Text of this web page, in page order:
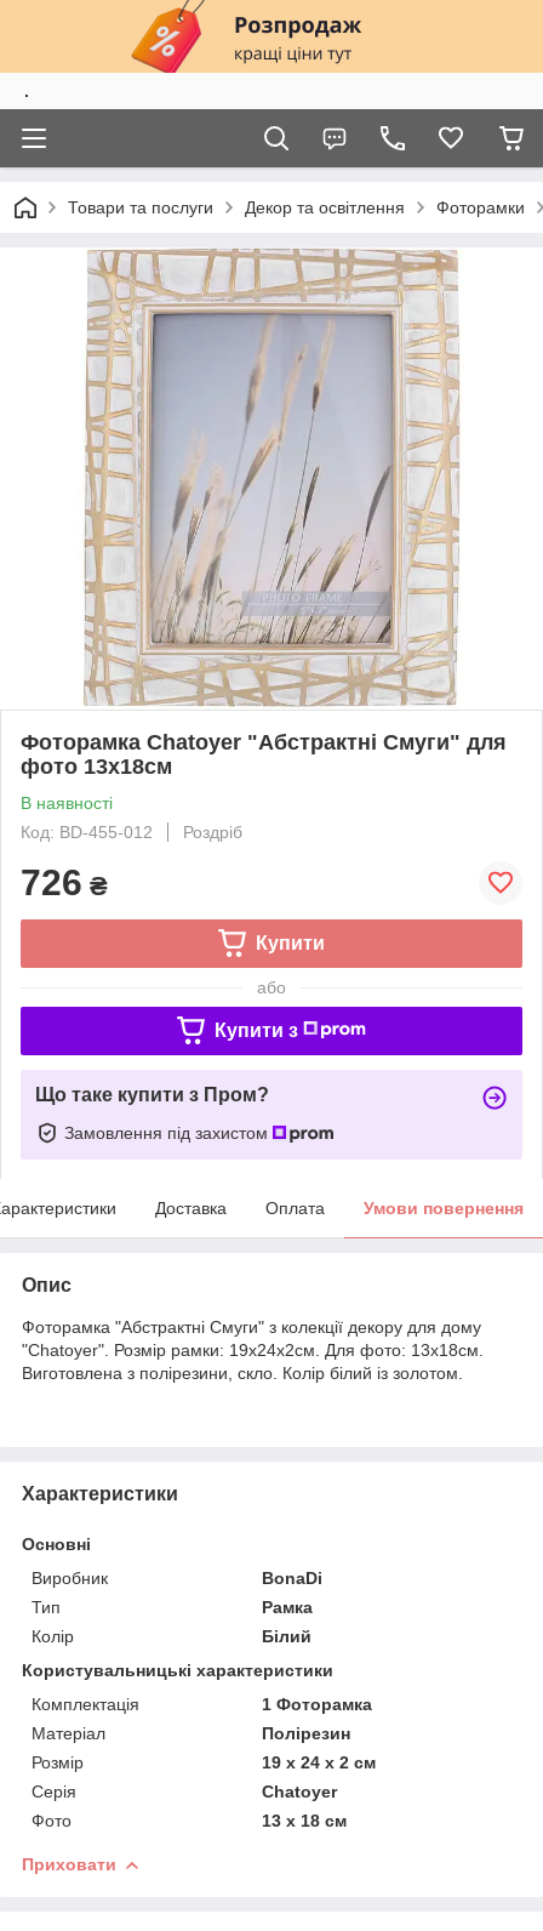
.
Товари та послуги Декор та освітлення Фоторамки
Фоторамка Chatoyer "Абстрактні Смуги" для
фото 13х18см
В наявності
Код: BD-455-012
Роздріб
726 ₴
Купити
або
Купити з
Що таке купити з Пром?
Замовлення під захистом
Доставка Оплата Умови повернення
Опис
Фоторамка "Абстрактні Смуги" з колекції декору для дому
"Chatoyer". Розмір рамки: 19х24х2см. Для фото: 13х18см.
Виготовлена з полірезини, скло. Колір білий із золотом.
Характеристики
Основні
Виробник
BonaDi
Тип
Рамка
Колір
Білий
Користувальницькі характеристики
Комплектація
1 Фоторамка
Матеріал
Полірезин
Розмір
19 х 24 х 2 см
Серія
Chatoyer
Фото
13 х 18 см
Приховати